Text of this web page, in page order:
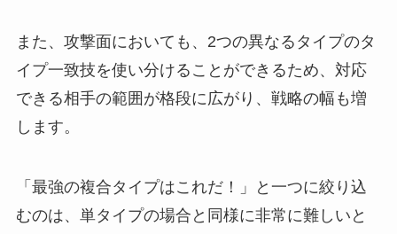
また、攻撃面においても、2つの異なるタイプのタ
イプ一致技を使い分けることができるため、対応
できる相手の範囲が格段に広がり、戦略の幅も増
します。
「最強の複合タイプはこれだ！」と一つに絞り込
むのは、単タイプの場合と同様に非常に難しいと